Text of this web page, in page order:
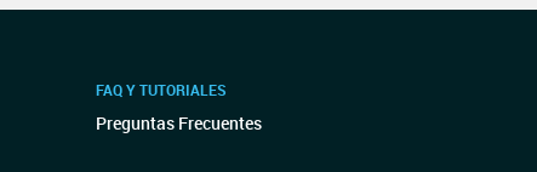
FAQ Y TUTORIALES
Preguntas Frecuentes